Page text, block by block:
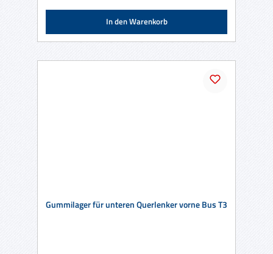
In den Warenkorb
Gummilager für unteren Querlenker vorne Bus T3